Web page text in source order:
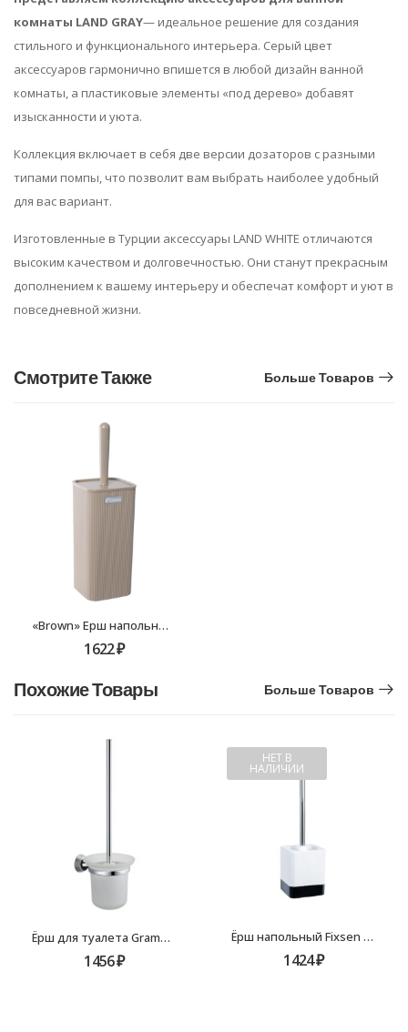
комнаты LAND GRAY— идеальное решение для создания
стильного и функционального интерьера. Серый цвет
аксессуаров гармонично впишется в любой дизайн ванной
комнаты, а пластиковые элементы «под дерево» добавят
изысканности и уюта.
Коллекция включает в себя две версии дозаторов с разными
типами помпы, что позволит вам выбрать наиболее удобный
для вас вариант.
Изготовленные в Турции аксессуары LAND WHITE отличаются
высоким качеством и долговечностью. Они станут прекрасным
дополнением к вашему интерьеру и обеспечат комфорт и уют в
повседневной жизни.
Смотрите Также Больше Товаров
«Brown» Ерш напольный Fixsen FX-403-5
1622₽
Похожие Товары Больше Товаров
Ёрш для туалета Grampus Laguna GR-7813
1456₽
НЕТ В
НАЛИЧИИ
Ёрш напольный Fixsen Text FX-230-5
1424₽